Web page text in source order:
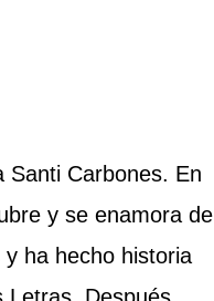
Santi Carbones. En
y se enamora de
ha hecho historia